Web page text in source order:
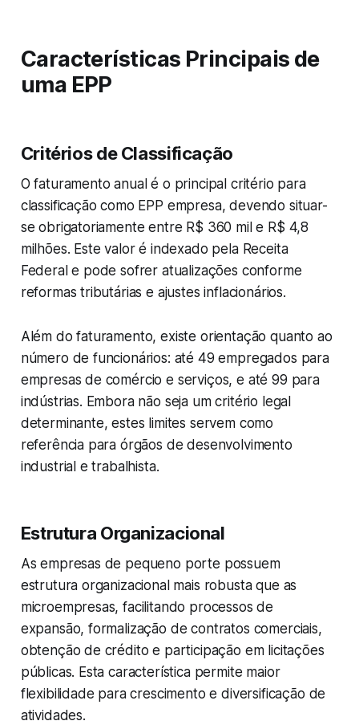
Características Principais de
uma EPP
Critérios de Classificação
O faturamento anual é o principal critério para
classificação como EPP empresa, devendo situar-
se obrigatoriamente entre R$ 360 mil e R$ 4,8
milhões. Este valor é indexado pela Receita
Federal e pode sofrer atualizações conforme
reformas tributárias e ajustes inflacionários.
Além do faturamento, existe orientação quanto ao
número de funcionários: até 49 empregados para
empresas de comércio e serviços, e até 99 para
indústrias. Embora não seja um critério legal
determinante, estes limites servem como
referência para órgãos de desenvolvimento
industrial e trabalhista.
Estrutura Organizacional
As empresas de pequeno porte possuem
estrutura organizacional mais robusta que as
microempresas, facilitando processos de
expansão, formalização de contratos comerciais,
obtenção de crédito e participação em licitações
públicas. Esta característica permite maior
flexibilidade para crescimento e diversificação de
atividades.